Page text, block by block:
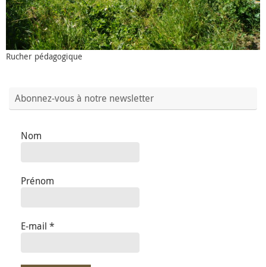
Rucher pédagogique
Abonnez-vous à notre newsletter
Nom
Prénom
E-mail *